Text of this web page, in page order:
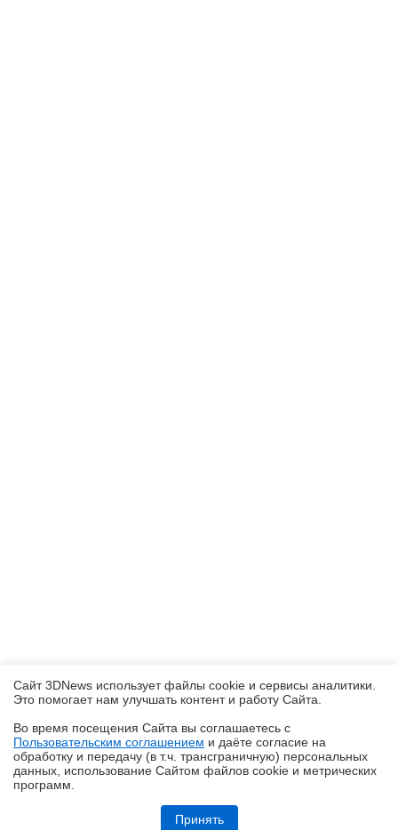
Ryzen и двухранговая DDR5: проверяем комплект G.Skill Trident Z5
Сайт 3DNews использует файлы cookie и сервисы аналитики.
Это помогает нам улучшать контент и работу Cайта.
Во время посещения Cайта вы соглашаетесь с
Пользовательским соглашением и даёте согласие на
обработку и передачу (в т.ч. трансграничную) персональных
данных, использование Cайтом файлов cookie и метрических
программ.
Принять